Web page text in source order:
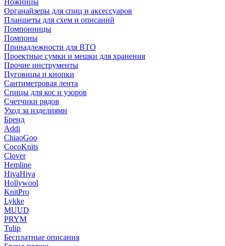
Ножницы
Органайзеры для спиц и аксессуаров
Планшеты для схем и описаний
Помпонницы
Помпоны
Принадлежности для ВТО
Проектные сумки и мешки для хранения
Прочие инструменты
Пуговицы и кнопки
Сантиметровая лента
Спицы для кос и узоров
Счетчики рядов
Уход за изделиями
Бренд
Addi
ChiaoGoo
CocoKnits
Clover
Hemline
HiyaHiya
Hollywool
KnitPro
Lykke
MUUD
PRYM
Tulip
Бесплатные описания